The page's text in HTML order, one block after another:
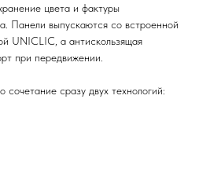
цвета и фактуры
Панели выпускаются со встроенной
UNICLIC, а антискользящая
при передвижении.
сочетание сразу двух технологий: